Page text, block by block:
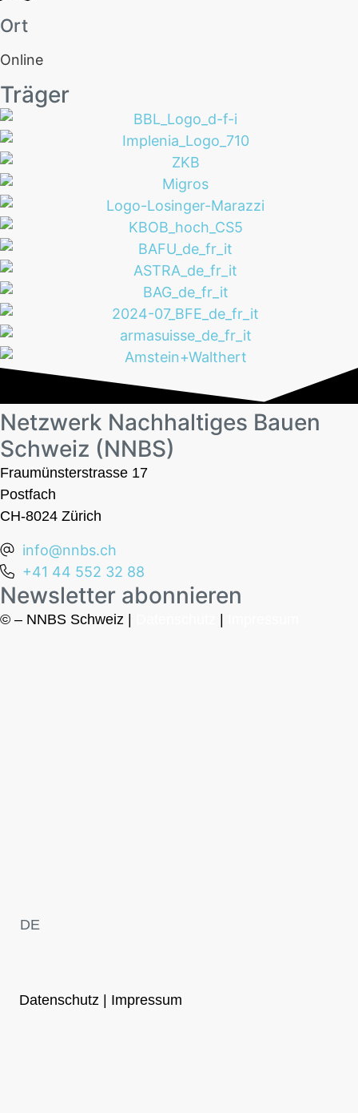
Ort
Online
Träger
Netzwerk Nachhaltiges Bauen
Schweiz (NNBS)
Fraumünsterstrasse 17
Postfach
CH-8024 Zürich
info@nnbs.ch
+41 44 552 32 88
Newsletter abonnieren
© – NNBS Schweiz | |
DE
Datenschutz | Impressum